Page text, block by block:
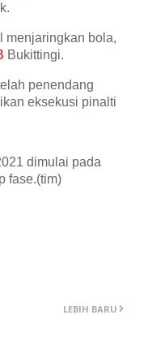
menjaringkan bola,
Bukittingi.
penendang
eksekusi pinalti
dimulai pada
fase.(tim)
LEBIH BARU